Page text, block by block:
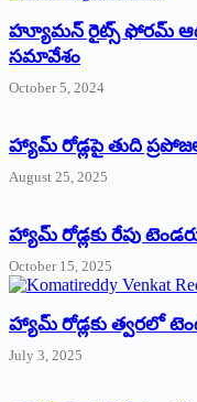
హ్యూమన్‌ రైట్స్‌ ఫోరమ్‌
సమావేశం
October 5, 2024
హ్యామ్‌ రోడ్లపై తుది
August 25, 2025
హ్యామ్‌ రోడ్లకు రేపు
October 15, 2025
హ్యామ్‌ రోడ్లకు త్వరలో
July 3, 2025